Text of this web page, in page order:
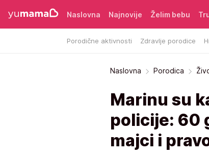
Naslovna Najnovije Želim bebu
Porodične aktivnosti Zdravlje porodice
Naslovna Porodica
Marinu su
policije: 60
majci i